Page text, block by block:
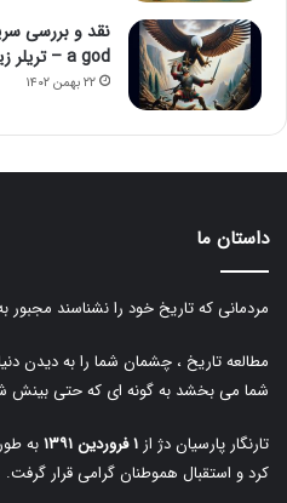
a god – تریلر زیرنویس فارسی
۲۲ بهمن ۱۴۰۲
داستان ما
مردمانی که تاریخ خود را نشناسند مجبور
مطالعه تاریخ ، چشمان شما را به دیدن
شما می بخشد به گونه ای که حتی بینش
تارنگار پارسیان دژ از ۱ فروردین ۱۳۹۱
به
کرد و استقبال هموطنان گرامی قرار گرفت.